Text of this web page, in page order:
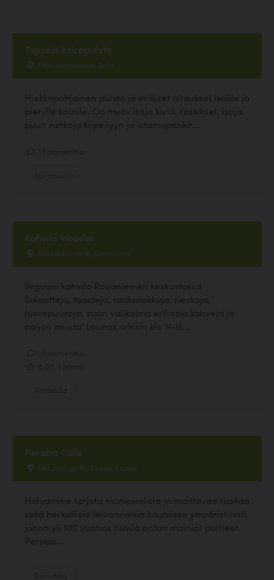
Tupurin koirapuisto
Iltaruskonpuisto, Salo
Hiekkapohjainen puisto ja erilliset aitaukset isoille ja
pienille koirille. On myös isoja kiviä, roskikset, isoja
puun runkoja kiipeilyyn ja istumapenkit...
Kahvila Woodss
Koskikatu 14-16, Rovaniemi
Vegaani kahvila Rovaniemen keskustassa.
Salaatteja, toasteja, raakakakkuja, rieskoja,
tuorepuuroja, suuri valikoima erilaisia kahveja ja
paljon muuta! Lounas arkisin klo 11-15...
Peroba Cafe
Laturinkuja 10, Espoo, Espoo
Haluamme tarjota monipuolista ja maittavaa ruokaa
sekä herkullisia leivonnaisia kauniissa ympäristössä,
johon yli 100 vuotias huvila antaa mainiot puitteet.
Peroba...